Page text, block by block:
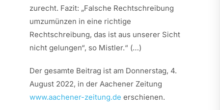
zurecht. Fazit: „Falsche Rechtschreibung
umzumünzen in eine richtige
Rechtschreibung, das ist aus unserer Sicht
nicht gelungen“, so Mistler.“ (…)
Der gesamte Beitrag ist am Donnerstag, 4.
August 2022, in der Aachener Zeitung
www.aachener-zeitung.de erschienen.